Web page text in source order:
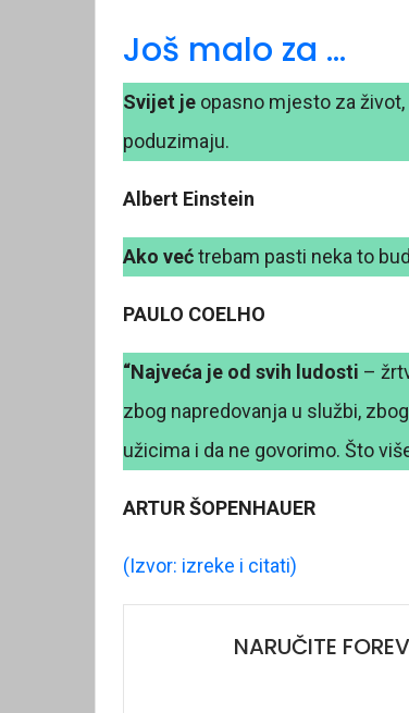
Još malo za …
Svijet je opasno mjesto za
poduzimaju.
Albert Einstein
Ako većtrebam pasti neka to
PAULO COELHO
“Najveća je od svih ludosti –
zbog napredovanja u službi,
užicima i da ne govorimo. Što
ARTUR ŠOPENHAUER
(Izvor: izreke i citati)
NARUČITE